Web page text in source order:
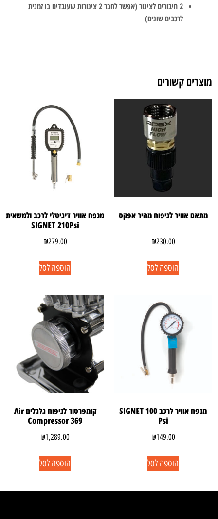
2 חיבורים לצינור (אפשר לחבר 2 צינורות שעובדים בו זמנית
לרכבים שונים)
מוצרים קשורים
מתאם אוויר לניפוח מהיר אפקס
₪230.00
הוספה לסל
מנפח אוויר דיגיטלי לרכב ולמשאית
SIGNET 210Psi
₪279.00
הוספה לסל
מנפח אוויר לרכב SIGNET 100
Psi
₪149.00
הוספה לסל
קומפרסור לניפוח גלגלים Air
Compressor 369
₪1,289.00
הוספה לסל